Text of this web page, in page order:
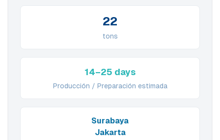
22
tons
14–25 days
Producción / Preparación estimada
Surabaya
Jakarta